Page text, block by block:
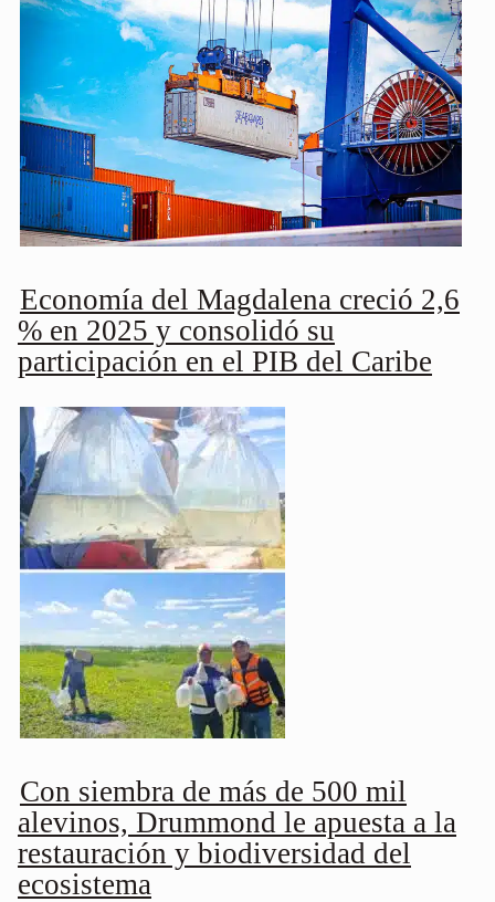
Economía del Magdalena creció 2,6
% en 2025 y consolidó su
participación en el PIB del Caribe
Con siembra de más de 500 mil
alevinos, Drummond le apuesta a la
restauración y biodiversidad del
ecosistema